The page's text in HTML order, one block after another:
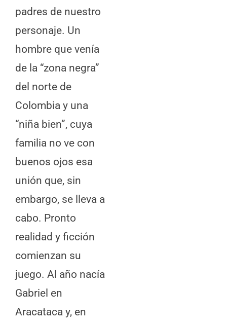
padres de nuestro
personaje. Un
hombre que venía
de la “zona negra”
del norte de
Colombia y una
“niña bien”, cuya
familia no ve con
buenos ojos esa
unión que, sin
embargo, se lleva a
cabo. Pronto
realidad y ficción
comienzan su
juego. Al año nacía
Gabriel en
Aracataca y, en